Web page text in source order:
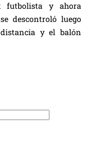
futbolista y ahora
descontroló luego
y el balón